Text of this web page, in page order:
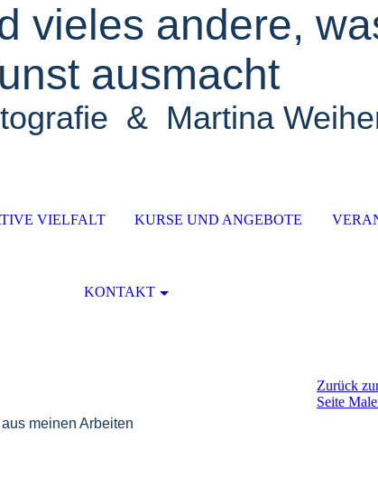
vieles andere,
ausmacht
& Martina
VIELFALT KURSE UND ANGEBOTE
KONTAKT
Zurück
Seite
meinen Arbeiten